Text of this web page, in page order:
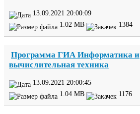
13 09 2021 20:00:09
1 02 MB 1384
Программа ГИАИнформатика и
вычислительная техника
13 09 2021 20:00:45
1.04 MB 1176